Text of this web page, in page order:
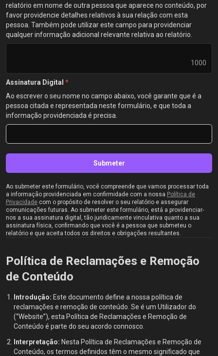
relatório em nome de outra pessoa que aparece no conteúdo, por
favor providencie detalhes relativos à sua relação com esta
pessoa. Também pode utilizar este campo para providenciar
qualquer informação adicional relevante relativa ao relatório.
1000
Assinatura Digital *
Ao escrever o seu nome no campo abaixo, você garante que é a
pessoa citada e representada neste formulário, e que toda a
informação providenciada é precisa.
Submeter
Ao submeter este formulário, você compreende que vamos processar toda
a informação providenciada em confirmidade com a nossa Política de
Privacidade com o propósito de resolver o seu relatório e assegurar
comunicações futuras. Ao submeter este formulário, está a providenciar-
nos a sua assinatura digital, tão juridicamente vinculativa quanto a sua
assinatura física, confirmando que você é a pessoa que submeteu o
relatório e que aceita todos os direitos e obrigações resultantes.
Política de Reclamações e Remoção
de Conteúdo
Introdução: Este documento define a nossa política de
reclamações e remoção de conteúdo. Se é um Utilizador do
(“Website”), esta Política de Reclamações e Remoção de
Conteúdo é parte do seu acordo connosco.
Interpretação: Nesta Política de Reclamações e Remoção de
Conteúdo, os termos definidos têm o mesmo significado que